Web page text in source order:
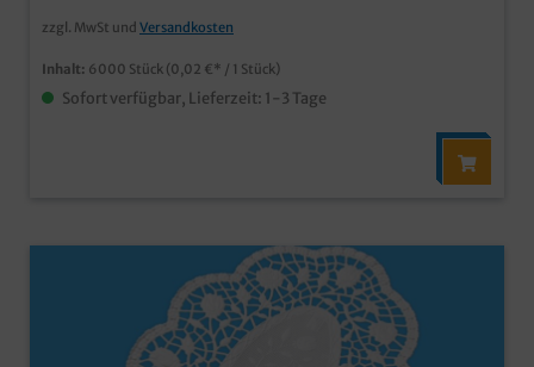
zzgl. MwSt und Versandkosten
Inhalt: 6000 Stück (0,02 €* / 1 Stück)
Sofort verfügbar, Lieferzeit: 1-3 Tage